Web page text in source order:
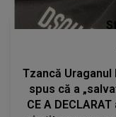
Tzancă Uraganul
spus că a
CE A